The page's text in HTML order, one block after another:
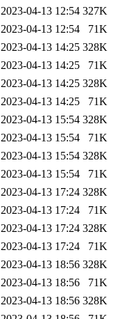
2023-04-13 12:54 327K
2023-04-13 12:54
71K
2023-04-13 14:25 328K
2023-04-13 14:25
71K
2023-04-13 14:25 328K
2023-04-13 14:25
71K
2023-04-13 15:54 328K
2023-04-13 15:54
71K
2023-04-13 15:54 328K
2023-04-13 15:54
71K
2023-04-13 17:24 328K
2023-04-13 17:24
71K
2023-04-13 17:24 328K
2023-04-13 17:24
71K
2023-04-13 18:56 328K
2023-04-13 18:56
71K
2023-04-13 18:56 328K